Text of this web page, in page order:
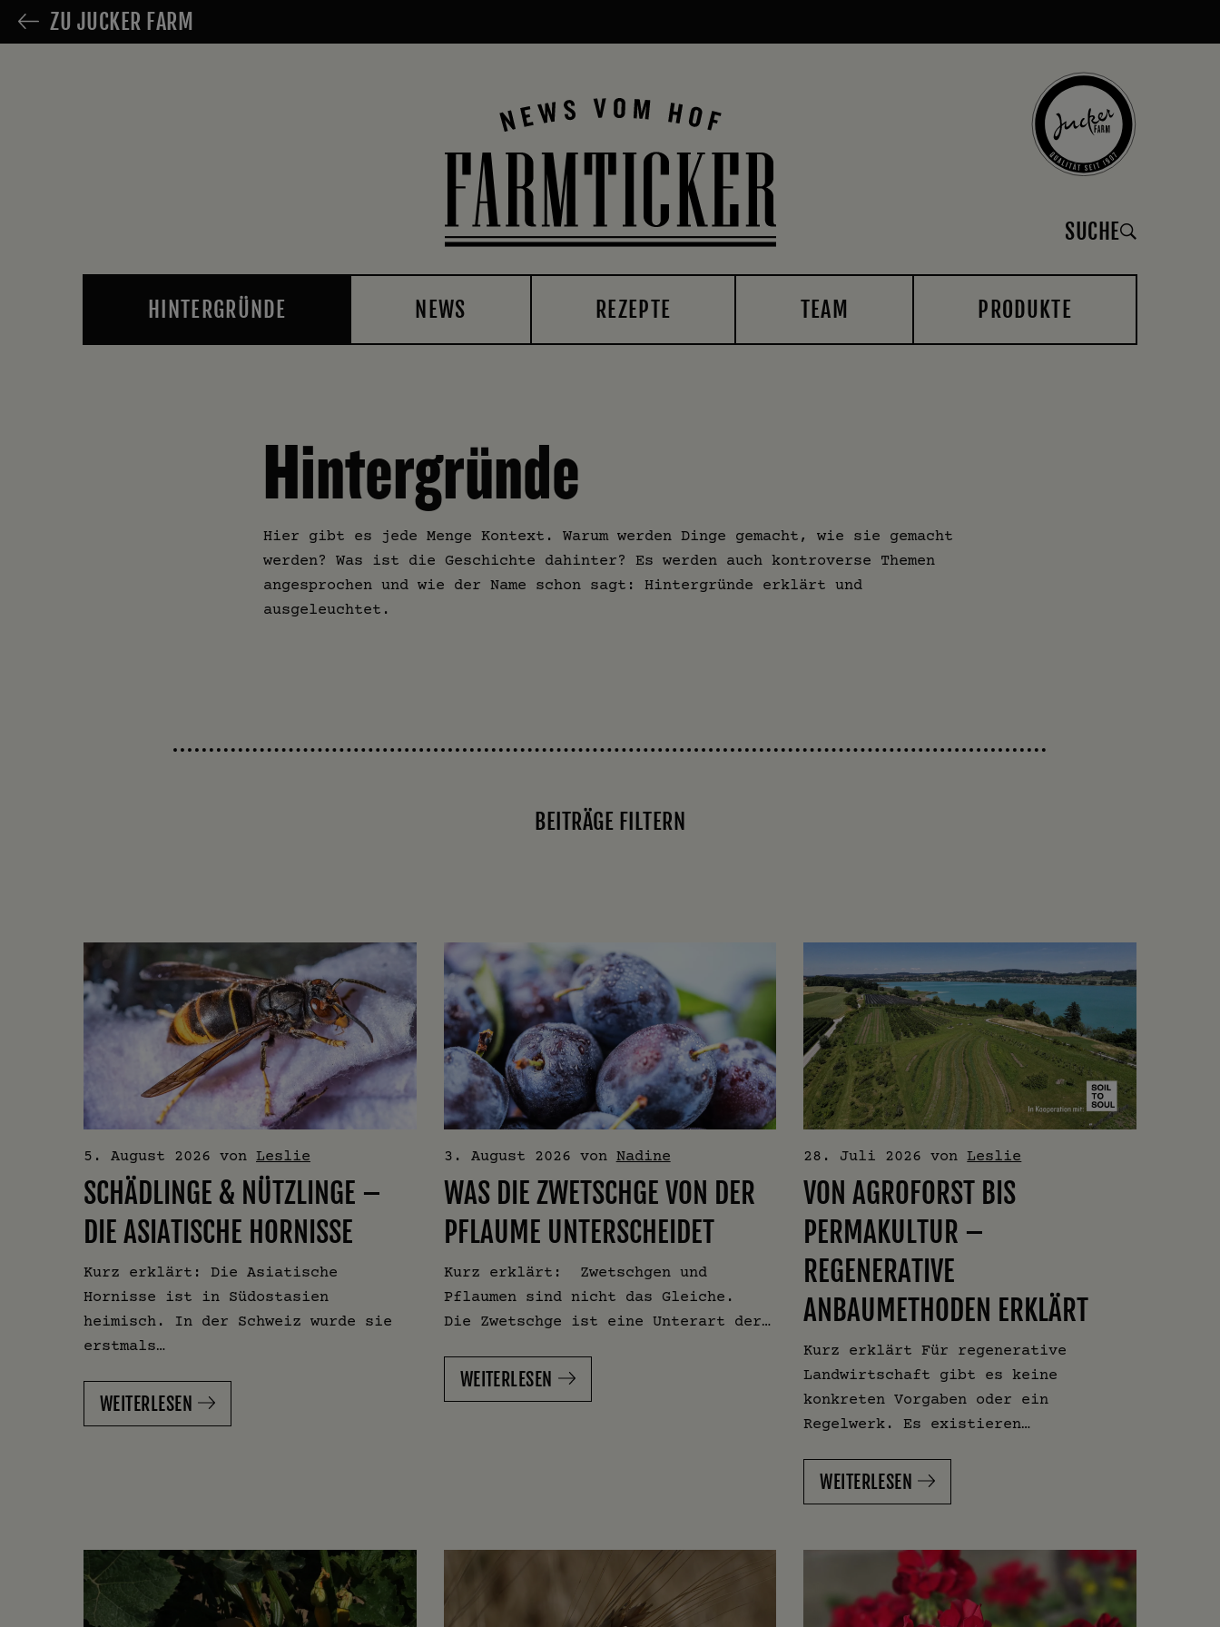
ZU JUCKER FARM
SUCHE
HINTERGRÜNDE NEWS REZEPTE TEAM PRODUKTE
Hintergründe
Hier gibt es jede Menge Kontext. Warum werden Dinge gemacht, wie sie gemacht
werden? Was ist die Geschichte dahinter? Es werden auch kontroverse Themen
angesprochen und wie der Name schon sagt: Hintergründe erklärt und
ausgeleuchtet.
BEITRÄGE FILTERN
5. August 2026 von Leslie
SCHÄDLINGE & NÜTZLINGE –
DIE ASIATISCHE HORNISSE
Kurz erklärt: Die Asiatische
Hornisse ist in Südostasien
heimisch. In der Schweiz wurde sie
erstmals…
WEITERLESEN
3. August 2026 von Nadine
WAS DIE ZWETSCHGE VON DER
PFLAUME UNTERSCHEIDET
Kurz erklärt: Zwetschgen und
Pflaumen sind nicht das Gleiche.
Die Zwetschge ist eine Unterart der…
WEITERLESEN
28. Juli 2026 vonLeslie
VON AGROFORST BIS
PERMAKULTUR –
REGENERATIVE
ANBAUMETHODEN ERKLÄRT
Kurz erklärt Für regenerative
Landwirtschaft gibt es keine
konkreten Vorgaben oder ein
Regelwerk. Es existieren…
WEITERLESEN